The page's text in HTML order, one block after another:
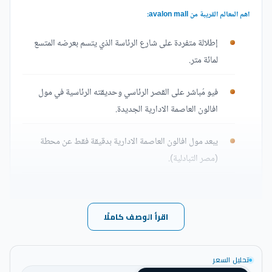
اهم المعالم القريبة من avalon mall:
إطلالة متفردة على شارع الرئاسة الذي يتسم بعرضه المتسع
لمائة متر.
فيو مُباشر على القصر الرئاسي وحديقته الرئاسية في مول
افالون العاصمة الادارية الجديدة.
يبعد مول افالون العاصمة الادارية بدقيقة فقط عن محطة
(مصر التبادلية).
محطة المونوريل، محطة الترام الداخلية التي تربط ما بين حي
المال والأعمال وحي الوزارات).
يقع مول افالون العاصمة الجديدة بالقرب من مبنى البُورصة.
اقرأ الوصف كاملًا
تحليل السعر